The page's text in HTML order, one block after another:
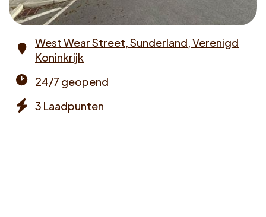
Voucher claimen
Dutch
Address
West Wear Street, Sunderland, Verenigd
Koninkrijk
times
24/7 geopend
3 Laadpunten